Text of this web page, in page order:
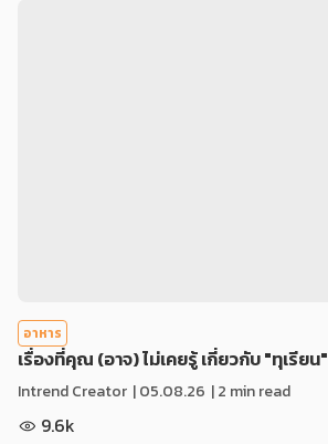
อาหาร
เรื่องที่คุณ (อาจ) ไม่เคยรู้ เกี่ยวกับ "ทุเรียน"
Intrend Creator |05.08.26 | 2 min read
9.6k